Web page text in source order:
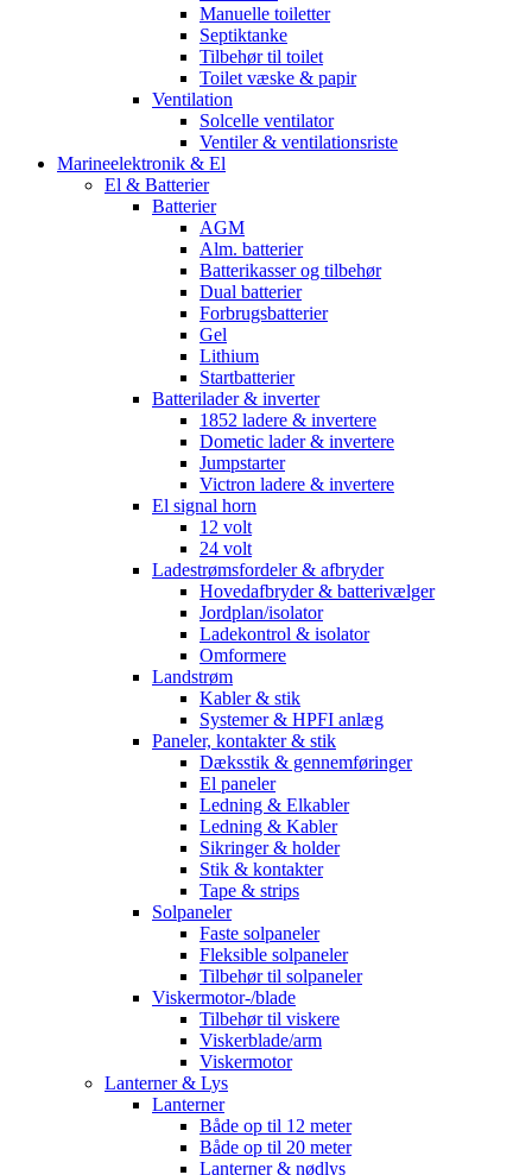
Manuelle toiletter
Septiktanke
Tilbehør til toilet
Toilet væske & papir
Ventilation
Solcelle ventilator
Ventiler & ventilationsriste
Marineelektronik & El
El & Batterier
Batterier
AGM
Alm. batterier
Batterikasser og tilbehør
Dual batterier
Forbrugsbatterier
Gel
Lithium
Startbatterier
Batterilader & inverter
1852 ladere & invertere
Dometic lader & invertere
Jumpstarter
Victron ladere & invertere
El signal horn
12 volt
24 volt
Ladestrømsfordeler & afbryder
Hovedafbryder & batterivælger
Jordplan/isolator
Ladekontrol & isolator
Omformere
Landstrøm
Kabler & stik
Systemer & HPFI anlæg
Paneler, kontakter & stik
Dæksstik & gennemføringer
El paneler
Ledning & Elkabler
Ledning & Kabler
Sikringer & holder
Stik & kontakter
Tape & strips
Solpaneler
Faste solpaneler
Fleksible solpaneler
Tilbehør til solpaneler
Viskermotor-/blade
Tilbehør til viskere
Viskerblade/arm
Viskermotor
Lanterner & Lys
Lanterner
Både op til 12 meter
Både op til 20 meter
Lanterner & nødlys